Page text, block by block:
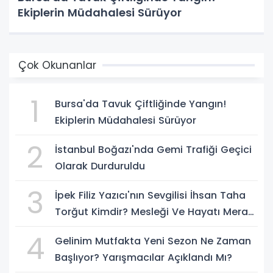
Ekiplerin Müdahalesi Sürüyor
Çok Okunanlar
1
Bursa'da Tavuk Çiftliğinde Yangın!
Ekiplerin Müdahalesi Sürüyor
2
İstanbul Boğazı'nda Gemi Trafiği Geçici
Olarak Durduruldu
3
İpek Filiz Yazıcı'nın Sevgilisi İhsan Taha
Torğut Kimdir? Mesleği Ve Hayatı Merak
4
Gelinim Mutfakta Yeni Sezon Ne Zaman
Başlıyor? Yarışmacılar Açıklandı Mı?